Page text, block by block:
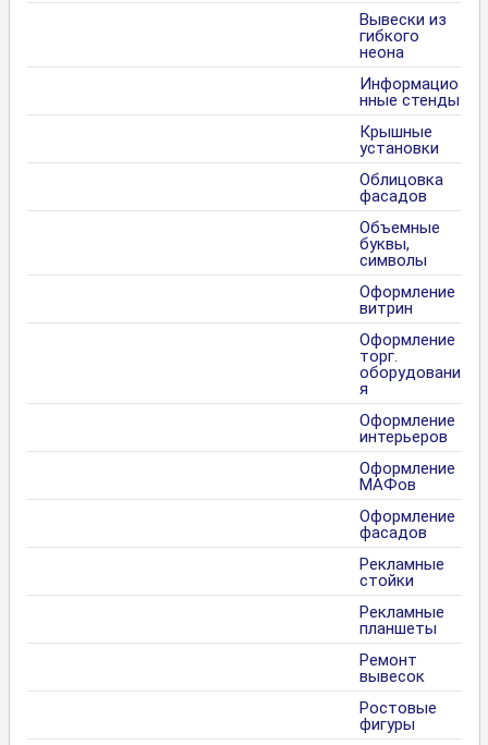
Вывески из
гибкого
неона
Информацио
нные стенды
Крышные
установки
Облицовка
фасадов
Объемные
буквы,
символы
Оформление
витрин
Оформление
торг.
оборудовани
я
Оформление
интерьеров
Оформление
МАФов
Оформление
фасадов
Рекламные
стойки
Рекламные
планшеты
Ремонт
вывесок
Ростовые
фигуры